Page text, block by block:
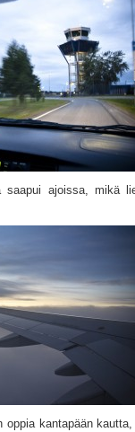
saapui ajoissa, mikä
oppia kantapään